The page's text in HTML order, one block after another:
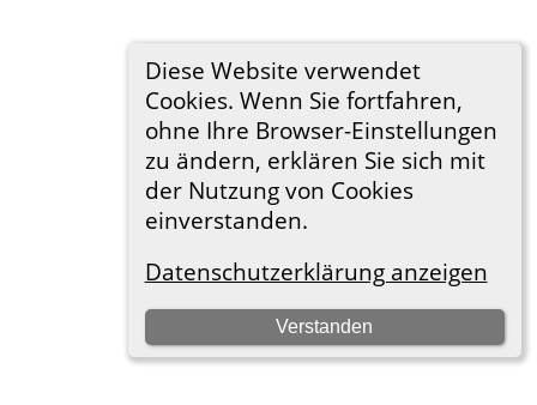
Diese Website verwendet
Cookies. Wenn Sie fortfahren,
ohne Ihre Browser-Einstellungen
zu ändern, erklären Sie sich mit
der Nutzung von Cookies
einverstanden.
Datenschutzerklärung anzeigen
Verstanden